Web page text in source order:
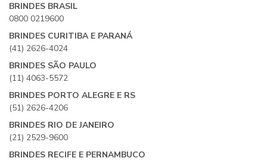
BRINDES BRASIL
0800 0219600
BRINDES CURITIBA E PARANÁ
(41) 2626-4024
BRINDES SÃO PAULO
(11) 4063-5572
BRINDES PORTO ALEGRE E RS
(51) 2626-4206
BRINDES RIO DE JANEIRO
(21) 2529-9600
BRINDES RECIFE E PERNAMBUCO